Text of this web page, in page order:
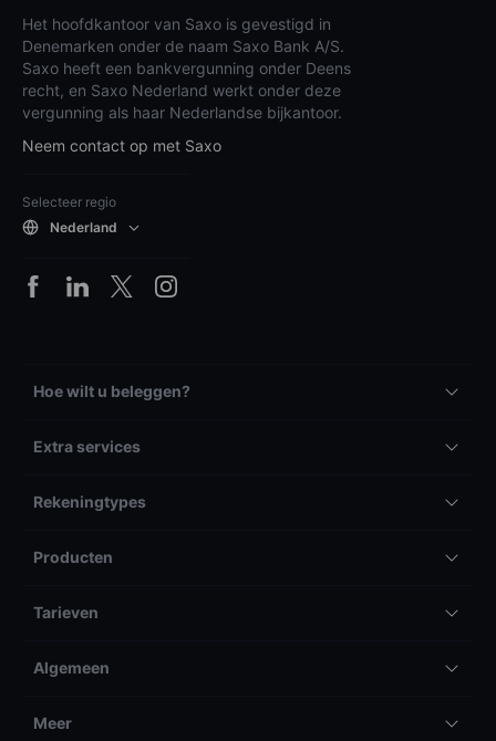
Het hoofdkantoor van Saxo is gevestigd in
Denemarken onder de naam Saxo Bank A/S.
Saxo heeft een bankvergunning onder Deens
recht, en Saxo Nederland werkt onder deze
vergunning als haar Nederlandse bijkantoor.
Neem contact op met Saxo
Selecteer regio
Nederland
Hoe wilt u beleggen?
Extra services
Rekeningtypes
Producten
Tarieven
Algemeen
Meer